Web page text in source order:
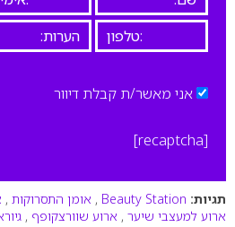
אני מאשר/ת קבלת דיוור
[recaptcha]
תגיות: Beauty Station
, אומן התסרוקות ,
ארוע למעצבי שיער , ארוע שוורצקופף ,